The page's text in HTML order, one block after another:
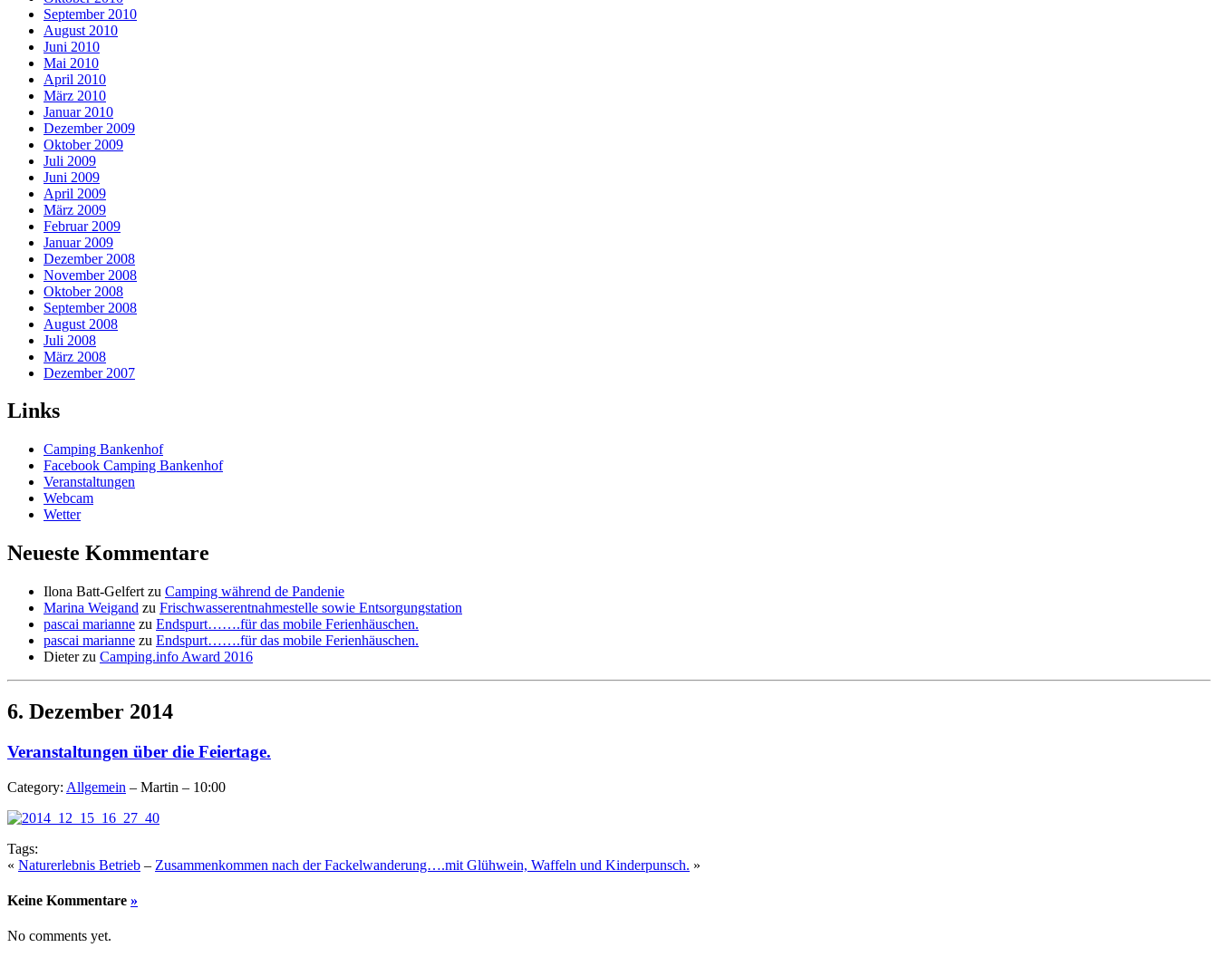
September 2010
August 2010
Juni 2010
Mai 2010
April 2010
März 2010
Januar 2010
Dezember 2009
Oktober 2009
Juli 2009
Juni 2009
April 2009
März 2009
Februar 2009
Januar 2009
Dezember 2008
November 2008
Oktober 2008
September 2008
August 2008
Juli 2008
März 2008
Dezember 2007
Links
Camping Bankenhof
Facebook Camping Bankenhof
Veranstaltungen
Webcam
Wetter
Neueste Kommentare
Ilona Batt-Gelfert zu Camping während de Pandenie
Marina Weigand zu Frischwasserentnahmestelle sowie Entsorgungstation
pascai marianne zu Endspurt…….für das mobile Ferienhäuschen.
pascai marianne zu Endspurt…….für das mobile Ferienhäuschen.
Dieterzu Camping.info Award 2016
6. Dezember 2014
Veranstaltungen über die Feiertage.
Category: Allgemein – Martin – 10:00
Tags:
« Naturerlebnis Betrieb – Zusammenkommen nach der Fackelwanderung….mit Glühwein, Waffeln und Kinderpunsch. »
Keine Kommentare »
No comments yet.